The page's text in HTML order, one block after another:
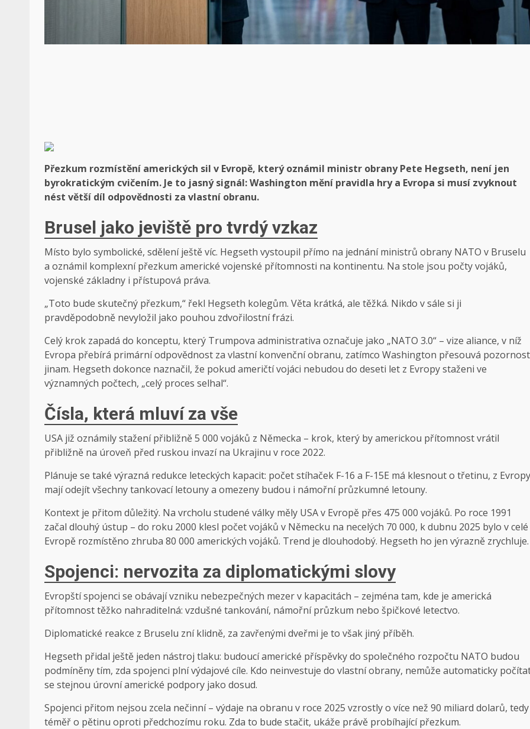
Přezkum rozmístění amerických sil v Evropě, který oznámil ministr obrany Pete Hegseth, není jen
byrokratickým cvičením. Je to jasný signál: Washington mění pravidla hry a Evropa si musí zvyknout
nést větší díl odpovědnosti za vlastní obranu.
Brusel jako jeviště pro tvrdý vzkaz
Místo bylo symbolické, sdělení ještě víc. Hegseth vystoupil přímo na jednání ministrů obrany NATO v Bruselu
a oznámil komplexní přezkum americké vojenské přítomnosti na kontinentu. Na stole jsou počty vojáků,
vojenské základny i přístupová práva.
„Toto bude skutečný přezkum,“ řekl Hegseth kolegům. Věta krátká, ale těžká. Nikdo v sále si ji
pravděpodobně nevyložil jako pouhou zdvořilostní frázi.
Celý krok zapadá do konceptu, který Trumpova administrativa označuje jako „NATO 3.0“ – vize aliance, v níž
Evropa přebírá primární odpovědnost za vlastní konvenční obranu, zatímco Washington přesouvá pozornost
jinam. Hegseth dokonce naznačil, že pokud američtí vojáci nebudou do deseti let z Evropy staženi ve
významných počtech, „celý proces selhal“.
Čísla, která mluví za vše
USA již oznámily stažení přibližně 5 000 vojáků z Německa – krok, který by americkou přítomnost vrátil
přibližně na úroveň před ruskou invazí na Ukrajinu v roce 2022.
Plánuje se také výrazná redukce leteckých kapacit: počet stíhaček F-16 a F-15E má klesnout o třetinu, z Evropy
mají odejít všechny tankovací letouny a omezeny budou i námořní průzkumné letouny.
Kontext je přitom důležitý. Na vrcholu studené války měly USA v Evropě přes 475 000 vojáků. Po roce 1991
začal dlouhý ústup – do roku 2000 klesl počet vojáků v Německu na necelých 70 000, k dubnu 2025 bylo v celé
Evropě rozmístěno zhruba 80 000 amerických vojáků. Trend je dlouhodobý. Hegseth ho jen výrazně zrychluje.
Spojenci: nervozita za diplomatickými slovy
Evropští spojenci se obávají vzniku nebezpečných mezer v kapacitách – zejména tam, kde je americká
přítomnost těžko nahraditelná: vzdušné tankování, námořní průzkum nebo špičkové letectvo.
Diplomatické reakce z Bruselu zní klidně, za zavřenými dveřmi je to však jiný příběh.
Hegseth přidal ještě jeden nástroj tlaku: budoucí americké příspěvky do společného rozpočtu NATO budou
podmíněny tím, zda spojenci plní výdajové cíle. Kdo neinvestuje do vlastní obrany, nemůže automaticky
se stejnou úrovní americké podpory jako dosud.
Spojenci přitom nejsou zcela nečinní – výdaje na obranu v roce 2025 vzrostly o více než 90 miliard dolarů, tedy
téměř o pětinu oproti předchozímu roku. Zda to bude stačit, ukáže právě probíhající přezkum.